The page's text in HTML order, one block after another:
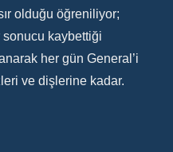
olduğu öğreniliyor;
sonucu kaybettiği
her gün General’i
ve dişlerine kadar.